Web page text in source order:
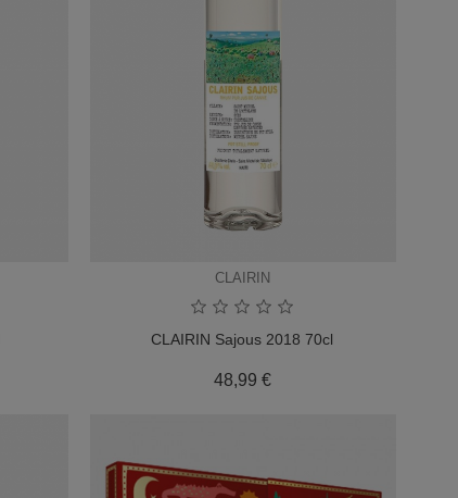
CLAIRIN
CLAIRIN Sajous 2018 70cl
48,99 €Prix